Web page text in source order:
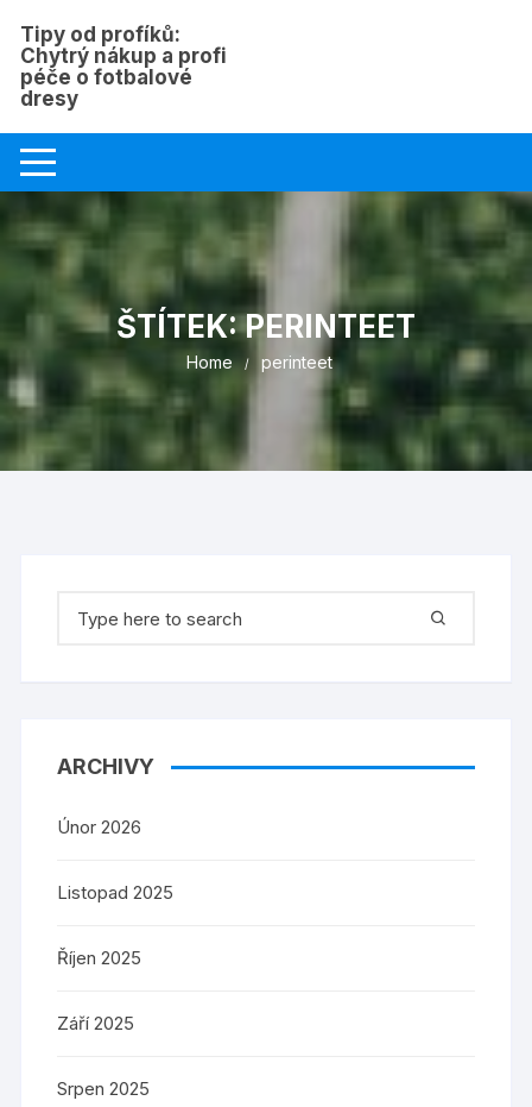
content
Tipy od profíků:
Chytrý nákup a profi
péče o fotbalové
dresy
ŠTÍTEK:PERINTEET
Home perinteet
for:
ARCHIVY
Únor 2026
Listopad 2025
Říjen 2025
Září 2025
Srpen 2025